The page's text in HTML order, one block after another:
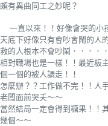
頗有異曲同工之妙呢？
一直以來！！好像會哭的小
天底下好像只有會吵會鬧的人
救的人根本不會吵鬧．．．．．
相對職場也是一樣！！最近板
個一個的被人調走！！
怎麼辦？？工作做不完！！人
老闆面前哭夭～～
當然結局一定會得到糖果！！
幾個～～